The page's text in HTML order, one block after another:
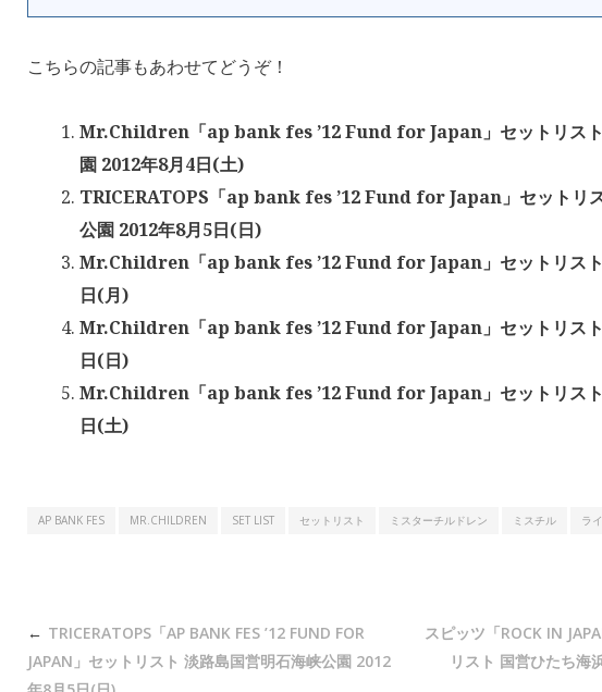
こちらの記事もあわせてどうぞ！
Mr.Children「ap bank fes ’12 Fund for Japan」セットリスト
園 2012年8月4日(土)
TRICERATOPS「ap bank fes ’12 Fund for Japan」セットリ
公園 2012年8月5日(日)
Mr.Children「ap bank fes ’12 Fund for Japan」セットリスト
日(月)
Mr.Children「ap bank fes ’12 Fund for Japan」セットリスト
日(日)
Mr.Children「ap bank fes ’12 Fund for Japan」セットリスト
日(土)
AP BANK FES MR.CHILDREN SET LIST セットリスト ミスターチルドレン ミスチル ラ
TRICERATOPS「AP BANK FES ’12 FUND FOR
JAPAN」セットリスト 淡路島国営明石海峡公園 2012
スピッツ「ROCK IN
リスト 国営ひたち海